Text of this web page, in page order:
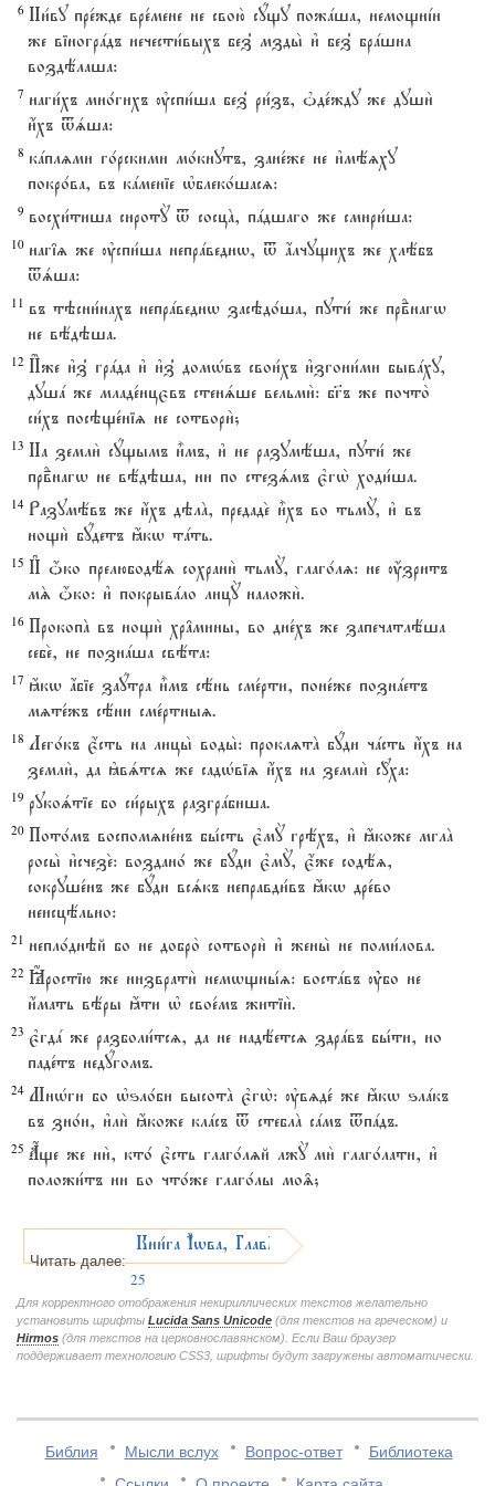
6 Ни1ву пре1жде вре1мене не свою2 сyщу пожaша, немощнjи
же віногрaдъ нечести1выхъ без8 мзды2 и3 без8 брaшна
воздёлаша:
7 наги1хъ мно1гихъ ўспи1ша без8 ри1зъ, nде1жду же души2
и4хъ tsша:
8 кaплzми го1рскими мо1кнутъ, зане1же не и3мёzху
покро1ва, въ кaменіе њблеко1шасz:
9 восхи1тиша сиротY t сосцA, пaдшаго же смири1ша:
10 наг‡z же ўспи1ша непрaведнw, t ѓлчущихъ же хлёбъ
tsша:
11 въ тэсни1нахъ непрaведнw засэдо1ша, пути1 же првdнагw
не вёдэша.
12 И%же и3з8 грaда и3 и3з8 домHвъ свои1хъ и3згони1ми бывaху,
душa же младе1нцєвъ стенsше вельми2: бг7ъ же почто2
си1хъ посэще1ніz не сотвори2;
13 На земли2 сyщымъ и5мъ, и3 не разумёша, пути1 же
првdнагw не вёдэша, ни по стезsмъ є3гw2 ходи1ша.
14 Разумёвъ же и4хъ дэлA, предаде2 и5хъ во тьмY, и3 въ
нощи2 бyдетъ ћкw тaть.
15 И# џко прелюбодёz сохрани2 тьмY, глаго1лz: не ќзритъ
мS џко: и3 покрывaло лицY наложи2.
16 ПрокопA въ нощи2 хр†мины, во дне1хъ же запечатлёша
себе2, не познaша свёта:
17 ћкw ѓбіе заyтра и5мъ сёнь сме1рти, поне1же познaетъ
мzте1жъ сёни сме1ртныz.
18 Лего1къ є4сть на лицы2 воды2: проклzтA бyди чaсть и4хъ на
земли2, да kвsтсz же садHвіz и4хъ на земли2 с{ха:
19 рукоsтіе бо си1рыхъ разгрaбиша.
20 Пото1мъ воспомzне1нъ бы1сть є3мY грёхъ, и3 ћкоже мглA
росы2 и3счезе2: воздано1 же бyди є3мY, є4же содёz,
сокруше1нъ же бyди всsкъ неправди1въ ћкw дре1во
неисцёльно:
21 непло1днэй бо не добро2 сотвори2 и3 жены2 не поми1лова.
22 Ћростію же низврати2 немwщны1z: востaвъ ў2бо не
и4мать вёры ћти њ свое1мъ житіи2.
23 є3гдa же разболи1тсz, да не надёетсz здрaвъ бы1ти, но
паде1тъ недyгомъ.
24 МнHги бо њѕло1би высотA є3гw2: ўвzде1 же ћкw ѕлaкъ
въ зно1и, и3ли2 ћкоже клaсъ t стеблA сaмъ tпaдъ.
25 Ѓще же ни2, кто1 є3сть глаго1лzй лжY ми2 глаго1лати, и3
положи1тъ ни во что1же глаго1лы мо‰;
Читать далее:
Кни1га І4wва, ГлавA
25
Для корректного отображения некириллических текстов желательно
установить шрифты Lucida Sans Unicode (для текстов на греческом) и
Hirmos (для текстов на церковнославянском). Если Ваш браузер
поддерживает технологию CSS3, шрифты будут загружены автоматически.
Библия Мысли вслух Вопрос-ответ
Библиотека